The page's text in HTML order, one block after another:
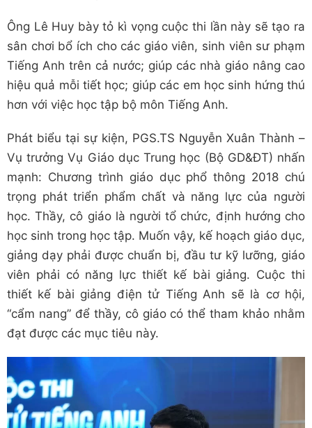
Ông Lê Huy bày tỏ kì vọng cuộc thi lần này sẽ tạo ra
sân chơi bổ ích cho các giáo viên, sinh viên sư phạm
Tiếng Anh trên cả nước; giúp các nhà giáo nâng cao
hiệu quả mỗi tiết học; giúp các em học sinh hứng thú
hơn với việc học tập bộ môn Tiếng Anh.
Phát biểu tại sự kiện, PGS.TS Nguyễn Xuân Thành –
Vụ trưởng Vụ Giáo dục Trung học (Bộ GD&ĐT) nhấn
mạnh: Chương trình giáo dục phổ thông 2018 chú
trọng phát triển phẩm chất và năng lực của người
học. Thầy, cô giáo là người tổ chức, định hướng cho
học sinh trong học tập. Muốn vậy, kế hoạch giáo dục,
giảng dạy phải được chuẩn bị, đầu tư kỹ lưỡng, giáo
viên phải có năng lực thiết kế bài giảng. Cuộc thi
thiết kế bài giảng điện tử Tiếng Anh sẽ là cơ hội,
“cẩm nang” để thầy, cô giáo có thể tham khảo nhằm
đạt được các mục tiêu này.